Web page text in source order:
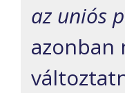
az uniós
azonban